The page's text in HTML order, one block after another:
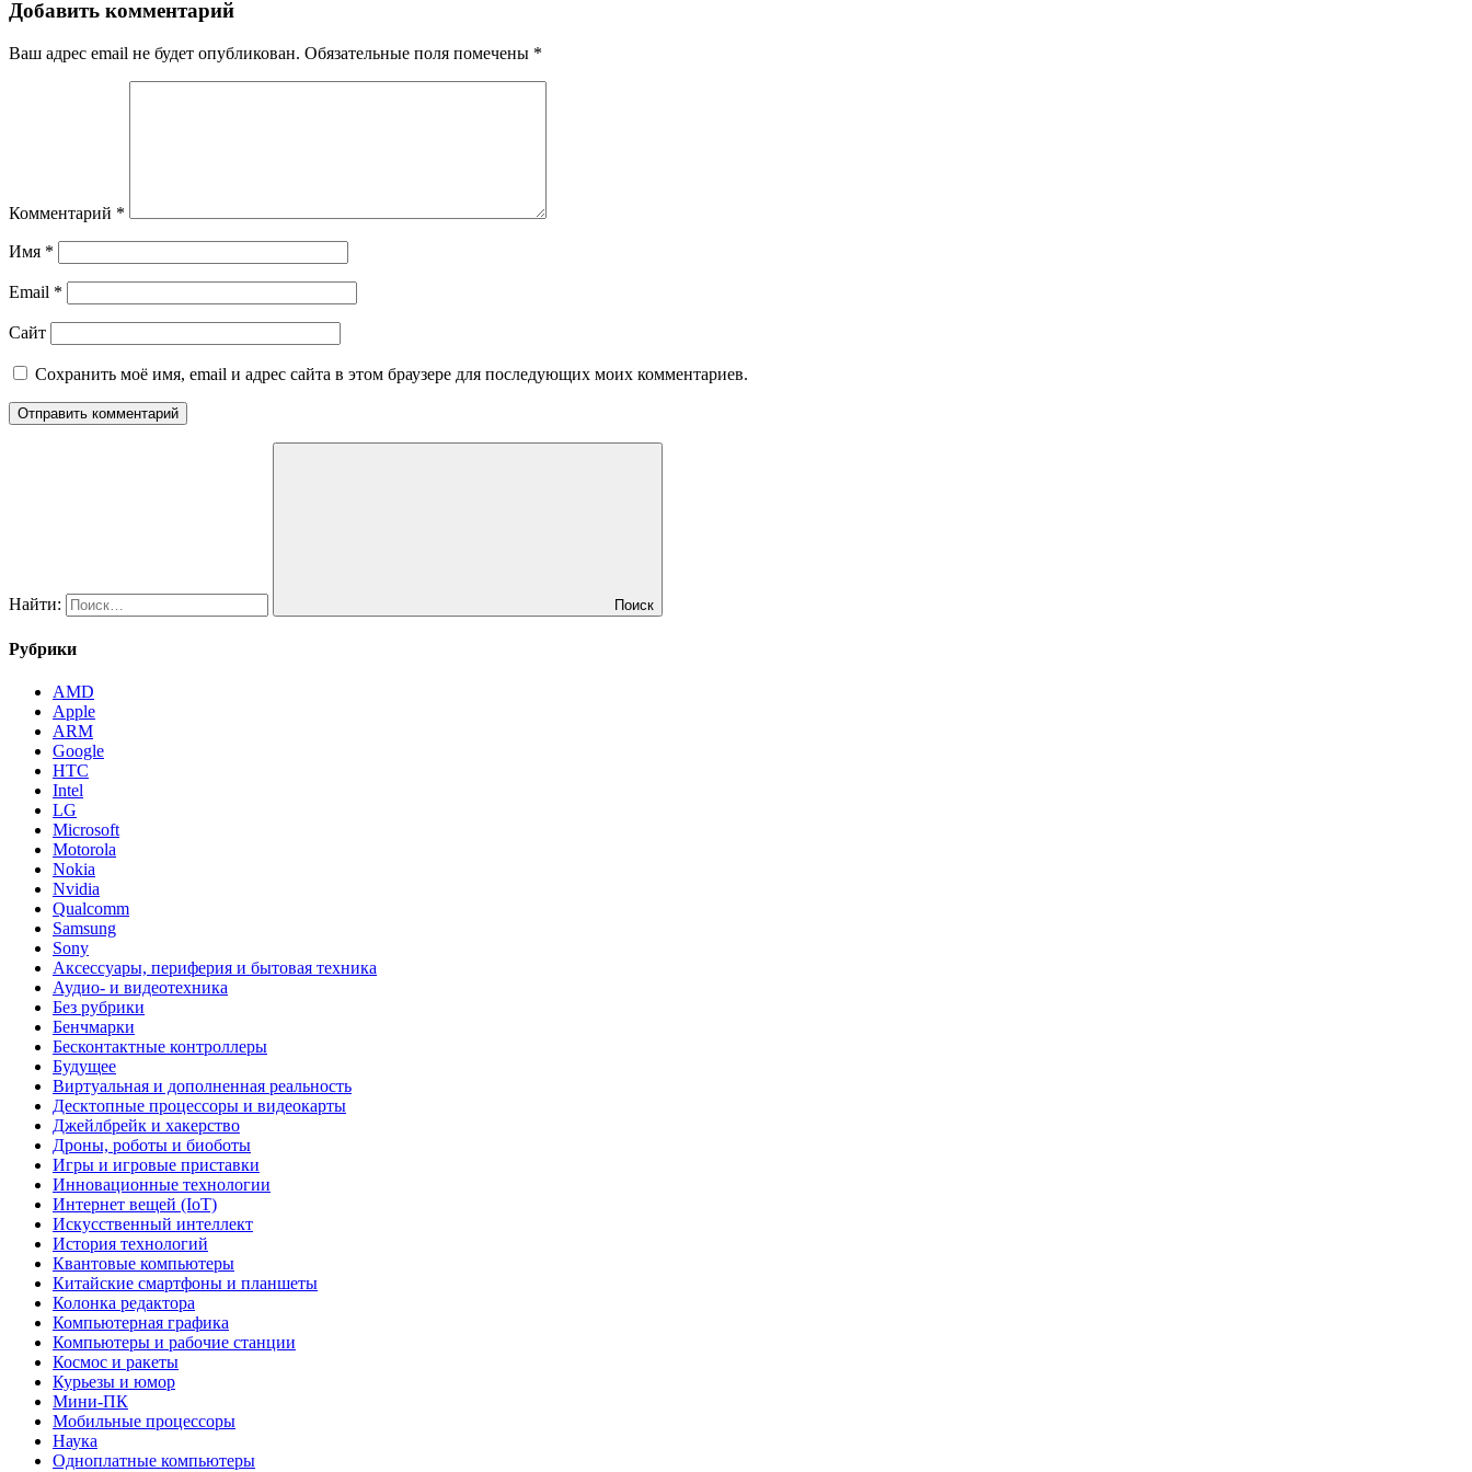
Добавить комментарий
Ваш адрес email не будет опубликован. Обязательные поля помечены *
Комментарий *
Имя *
Email *
Сайт
Сохранить моё имя, email и адрес сайта в этом браузере для последующих моих комментариев.
Найти: Поиск
Рубрики
AMD
Apple
ARM
Google
HTC
Intel
LG
Microsoft
Motorola
Nokia
Nvidia
Qualcomm
Samsung
Sony
Аксессуары, периферия и бытовая техника
Аудио- и видеотехника
Без рубрики
Бенчмарки
Бесконтактные контроллеры
Будущее
Виртуальная и дополненная реальность
Десктопные процессоры и видеокарты
Джейлбрейк и хакерство
Дроны, роботы и биоботы
Игры и игровые приставки
Инновационные технологии
Интернет вещей (IoT)
Искусственный интеллект
История технологий
Квантовые компьютеры
Китайские смартфоны и планшеты
Колонка редактора
Компьютерная графика
Компьютеры и рабочие станции
Космос и ракеты
Курьезы и юмор
Мини-ПК
Мобильные процессоры
Наука
Одноплатные компьютеры